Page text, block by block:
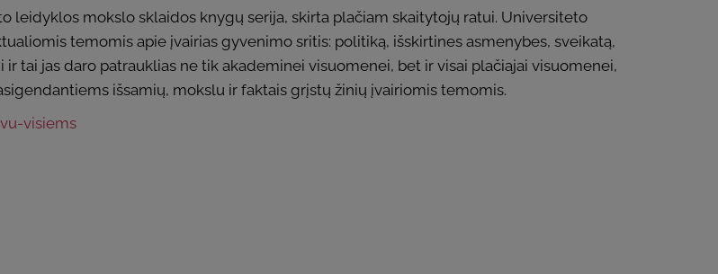
leidyklos mokslo sklaidos knygų serija, skirta plačiam skaitytojų ratui. Universiteto
temomis apie įvairias gyvenimo sritis: politiką, išskirtines asmenybes, sveikatą,
tai jas daro patrauklias ne tik akademinei visuomenei, bet ir visai plačiajai visuomenei,
išsamių, mokslu ir faktais grįstų žinių įvairiomis temomis.
visiems